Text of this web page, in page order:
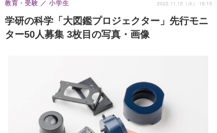
学研の科学「大図鑑プロジェクター」先行モニ
ター50人募集 3枚目の写真・画像
教育・受験 小学生 2022.11.15（火） 16:15